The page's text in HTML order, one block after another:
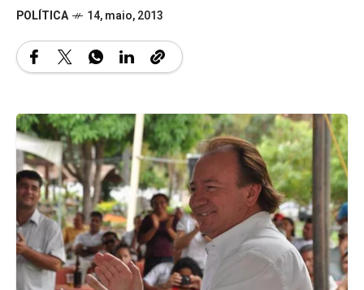
POLÍTICA 14, maio, 2013